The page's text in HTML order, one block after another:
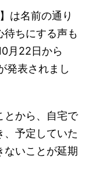
は名前の通り
待ちにする声も
月22日から
発表されまし
とから、自宅で
、予定していた
ないことが延期